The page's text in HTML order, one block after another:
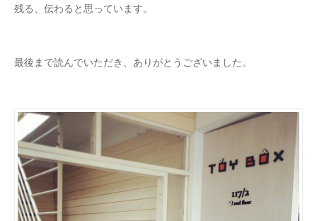
残る、伝わると思っています。
最後まで読んでいただき、ありがとうございました。